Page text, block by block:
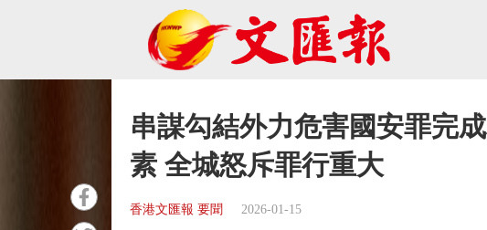
串謀勾結外力危害國安罪完
素 全城怒斥罪行重大
香港文匯報 要聞 2026-01-15